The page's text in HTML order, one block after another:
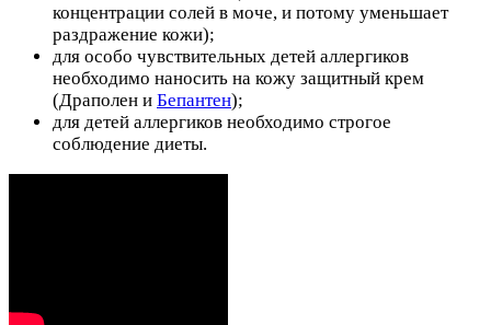
концентрации солей в моче, и потому уменьшает
раздражение кожи);
для особо чувствительных детей аллергиков
необходимо наносить на кожу защитный крем
(Драполен и Бепантен);
для детей аллергиков необходимо строгое
соблюдение диеты.